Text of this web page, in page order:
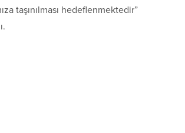
taşınılması hedeflenmektedir”